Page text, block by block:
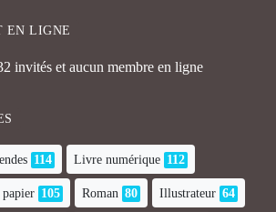
EN LIGNE
invités et aucun membre en ligne
114 Livre numérique 112
105 Roman 80 Illustrateur 64